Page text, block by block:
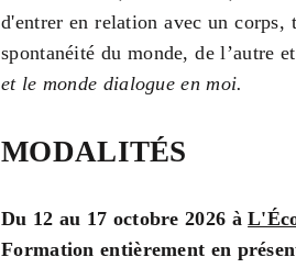
d'entrer en relation avec un corps,
spontanéité du monde, de l’autre
et le monde dialogue en moi.
MODALITÉS
Du 12 au 17 octobre 2026 à
Formation entièrement en